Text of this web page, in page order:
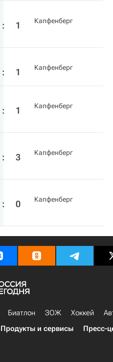
: 1 Капфенберг
: 1 Капфенберг
: 1 Капфенберг
: 3 Капфенберг
: 0 Капфенберг
Биатлон ЗОЖ Хоккей
Продукты и сервисы Пресс-